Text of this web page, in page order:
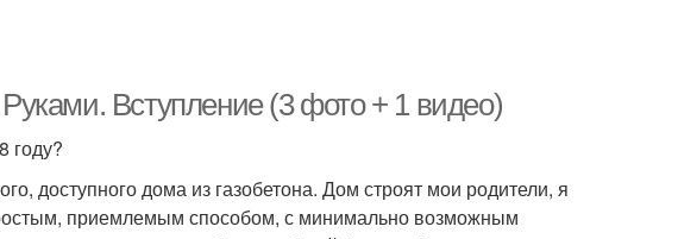
Вступление (3 фото + 1 видео)
году?
доступного дома из газобетона. Дом строят мои родители, я
приемлемым способом, с минимально возможным